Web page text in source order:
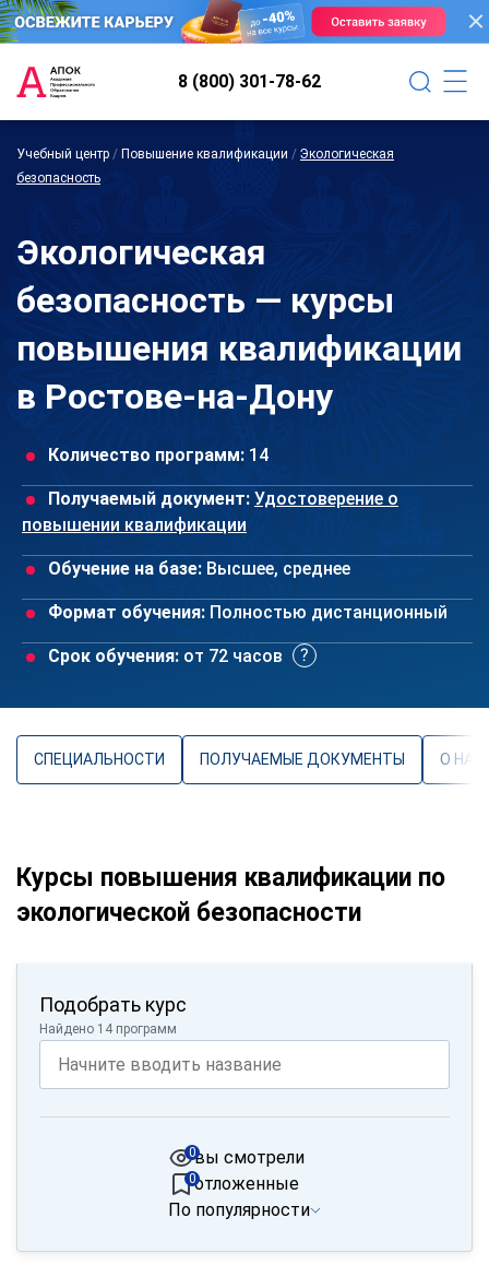
8 (800) 301-78-62
Учебный центр / Повышение квалификации / Экологическая
безопасность
Экологическая
безопасность — курсы
повышения квалификации
в Ростове-на-Дону
Количество программ: 14
Получаемый документ: Удостоверение о
повышении квалификации
Обучение на базе: Высшее, среднее
Формат обучения: Полностью дистанционный
Срок обучения: от 72 часов
СПЕЦИАЛЬНОСТИ ПОЛУЧАЕМЫЕ ДОКУМЕНТЫ О
Курсы повышения квалификации по
экологической безопасности
Подобрать курс
Найдено 14 программ
вы смотрели
0
отложенные
0
По популярности